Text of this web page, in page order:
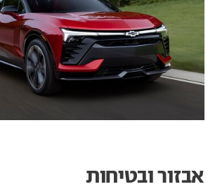
אבזור ובטיחות